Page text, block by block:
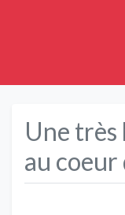
Une
au coeur